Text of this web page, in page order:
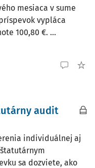
mesiaca v sume
vypláca
100,80 €. ...
audit
individuálnej aj
sa dozviete, ako